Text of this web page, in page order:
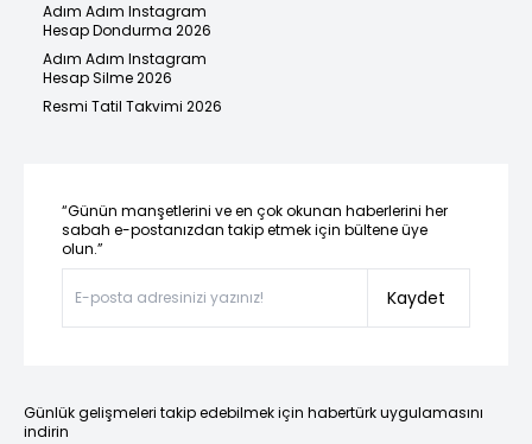
Adım Adım Instagram
Hesap Dondurma 2026
Adım Adım Instagram
Hesap Silme 2026
Resmi Tatil Takvimi 2026
“Günün manşetlerini ve en çok okunan haberlerini her
sabah e-postanızdan takip etmek için bültene üye
olun.”
Kaydet
Günlük gelişmeleri takip edebilmek için habertürk uygulamasını
indirin